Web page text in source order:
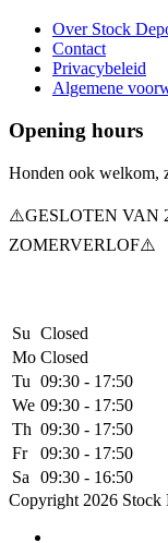
Over Stock
Contact
Privacybeleid
Algemene
Opening hours
Honden ook welkom,
⚠️GESLOTEN VAN
ZOMERVERLOF⚠️
Su Closed
Mo Closed
Tu 09:30 - 17:50
We 09:30 - 17:50
Th 09:30 - 17:50
Fr
09:30 - 17:50
Sa
09:30 - 16:50
Copyright 2026 Stock